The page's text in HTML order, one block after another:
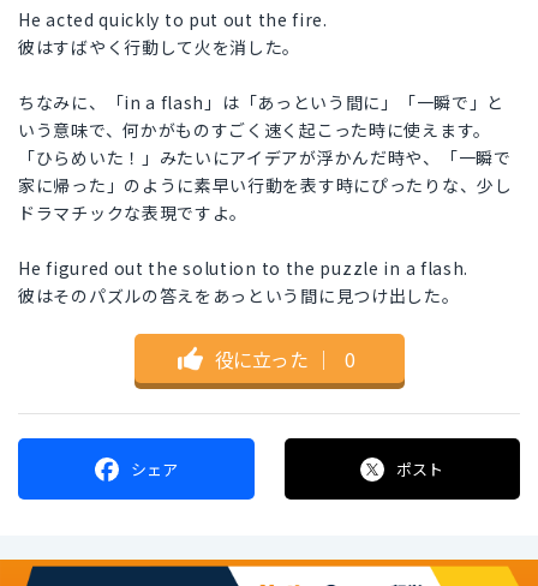
He acted quickly to put out the fire.
彼はすばやく行動して火を消した。
ちなみに、「in a flash」は「あっという間に」「一瞬で」と
いう意味で、何かがものすごく速く起こった時に使えます。
「ひらめいた！」みたいにアイデアが浮かんだ時や、「一瞬で
家に帰った」のように素早い行動を表す時にぴったりな、少し
ドラマチックな表現ですよ。
He figured out the solution to the puzzle in a flash.
彼はそのパズルの答えをあっという間に見つけ出した。
役に立った ｜ 0
シェア ポスト